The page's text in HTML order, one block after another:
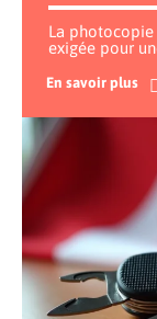
La photocopie
exigée pour
En savoir plus